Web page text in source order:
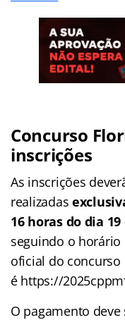
Concurso
inscrições
As inscrições
realizadas
16 horas do dia
seguindo o horário
oficial do concurso
é https://
O pagamento